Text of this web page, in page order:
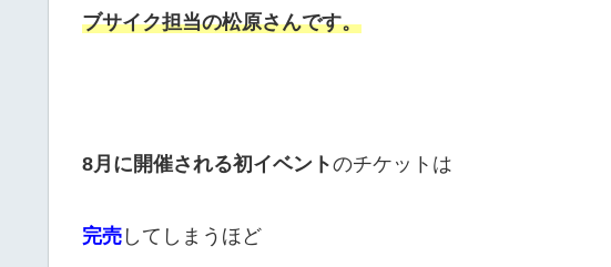
ブサイク担当の松原さんです。
8月に開催される初イベントのチケットは
完売 してしまうほど